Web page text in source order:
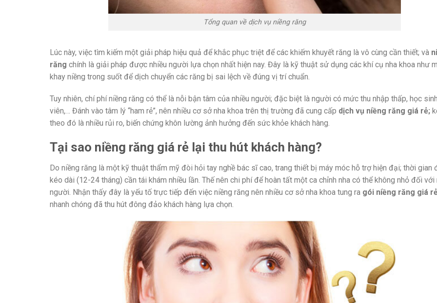
Tổng quan về dịch vụ niềng răng
Lúc này, việc tìm kiếm một giải pháp hiệu quả để khắc phục triệt để các khiếm khuyết răng là vô cùng cần thiết; và
răng chính là giải pháp được nhiều người lựa chọn nhất hiện nay. Đây là kỹ thuật sử dụng các khí cụ nha khoa như
khay niềng trong suốt để dịch chuyển các răng bị sai lệch về đúng vị trí chuẩn.
Tuy nhiên, chí phí niềng răng có thể là nỗi bận tâm của nhiều người; đặc biệt là người có mức thu nhập thấp, học
viên,… Đánh vào tâm lý “ham rẻ”, nên nhiều cơ sở nha khoa trên thị trường đã cung cấp dịch vụ niềng răng giá rẻ;
theo đó là nhiều rủi ro, biến chứng khôn lường ảnh hưởng đến sức khỏe khách hàng.
Tại sao niềng răng giá rẻ lại thu hút khách hàng?
Do niềng răng là một kỹ thuật thẩm mỹ đòi hỏi tay nghề bác sĩ cao, trang thiết bị máy móc hỗ trợ hiện đại; thời gian
kéo dài (12-24 tháng) cần tái khám nhiều lần. Thế nên chi phí để hoàn tất một ca chỉnh nha có thể không nhỏ đối với
người. Nhận thấy đây là yếu tố trực tiếp đến việc niềng răng nên nhiều cơ sở nha khoa tung ra gói niềng răng giá
nhanh chóng đã thu hút đông đảo khách hàng lựa chọn.